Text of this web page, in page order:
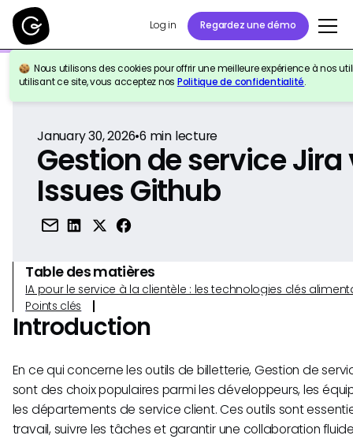
Log in Regardez une démo
Nous utilisons des cookies pour offrir une meilleure expérience à nos
utilisant ce site, vous acceptez nos Politique de confidentialité.
Retour à la référence
January 30, 2026•6 min lecture
Gestion de service Jira
Issues Github
Table des matières
IA pour le service à la clientèle : les technologies clés
Points clés
Introduction
En ce qui concerne les outils de billetterie, Gestion de
sont des choix populaires parmi les développeurs, les
les départements de service client. Ces outils sont
travail, suivre les tâches et garantir une collaboration